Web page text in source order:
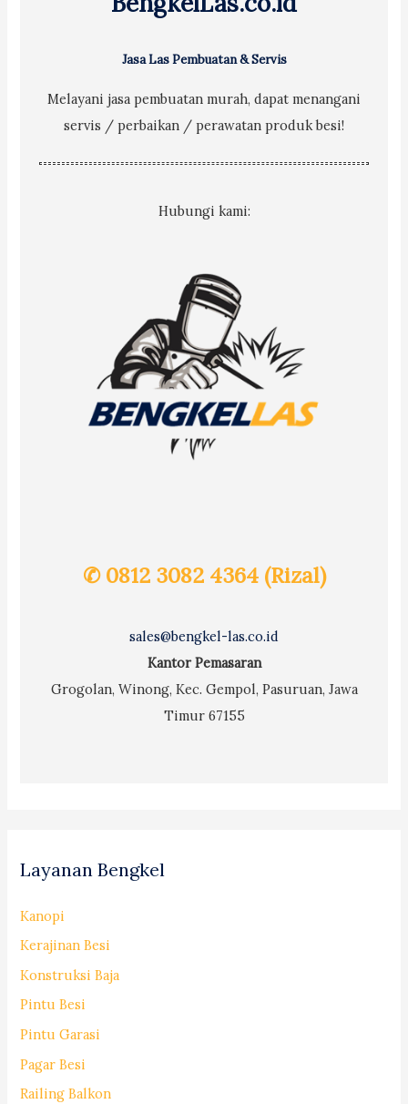
Jasa Las Pembuatan & Servis
Melayani jasa pembuatan murah, dapat menangani
servis / perbaikan / perawatan produk besi!
Hubungi kami:
✆ 0812 3082 4364 (Rizal)
sales@bengkel-las.co.id
Kantor Pemasaran
Grogolan, Winong, Kec. Gempol, Pasuruan, Jawa
Timur 67155
Layanan Bengkel
Kanopi
Kerajinan Besi
Konstruksi Baja
Pintu Besi
Pintu Garasi
Pagar Besi
Railing Balkon